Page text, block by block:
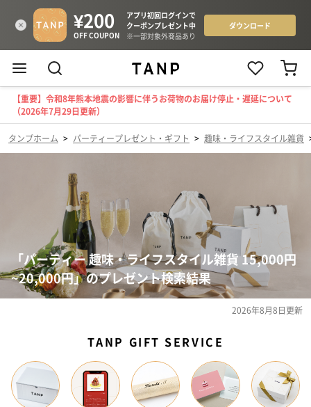
【重要】令和8年熊本地震の影響に伴うお荷物のお届け停止・遅延について
（2026年7月29日更新）
タンプホーム > パーティープレゼント・ギフト > 趣味・ライフスタイル雑貨
「パーティー 趣味・ライフスタイル雑貨 15,000円
~20,000円」のプレゼント検索結果
2026年8月8日更新
TANP GIFT SERVICE